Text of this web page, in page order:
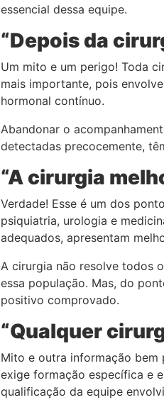
essencial dessa equipe.
“Depois da
Um mito e um perigo! Toda
mais importante, pois
hormonal contínuo.
Abandonar o
detectadas precocemente,
“A cirurgia
Verdade! Esse é um dos
psiquiatria, urologia e
adequados, apresentam
A cirurgia não resolve todos
essa população. Mas, do
positivo comprovado.
“Qualquer
Mito e outra informação bem
exige formação específica e
qualificação da equipe